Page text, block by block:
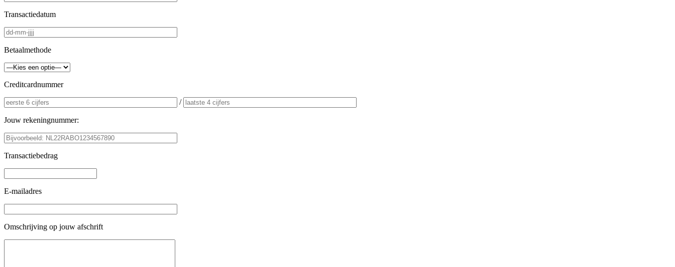
Transactiedatum
Betaalmethode
Creditcardnummer
/
Jouw rekeningnummer:
Transactiebedrag
E-mailadres
Omschrijving op jouw afschrift